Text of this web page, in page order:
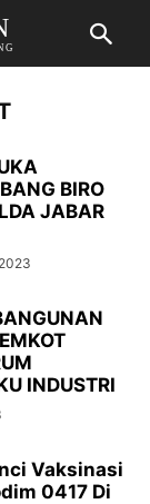
BIRO
JABAR
INDUSTRI
Vaksinasi
0417 Di